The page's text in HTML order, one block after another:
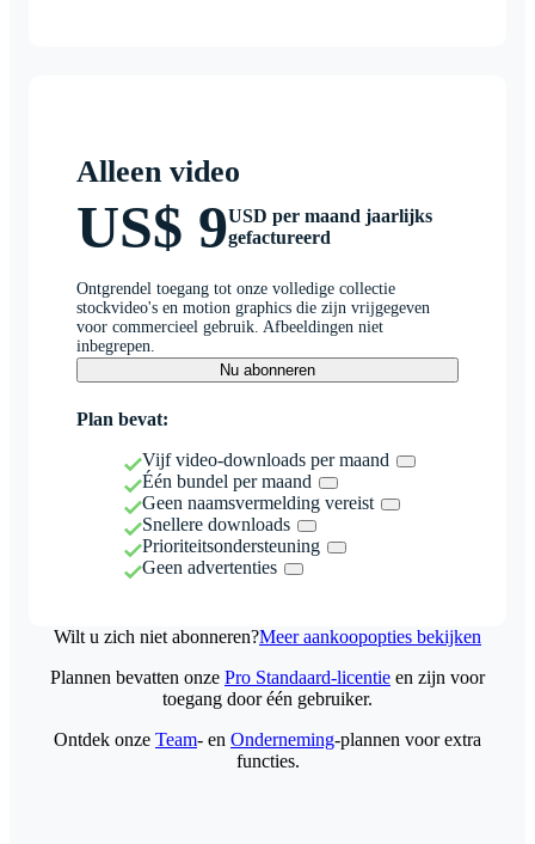
Alleen video
US$ 9USD per maand jaarlijks
gefactureerd
Ontgrendel toegang tot onze volledige collectie
stockvideo's en motion graphics die zijn vrijgegeven
voor commercieel gebruik. Afbeeldingen niet
inbegrepen.
Nu abonneren
Plan bevat:
Vijf video-downloads per maand
Één bundel per maand
Geen naamsvermelding vereist
Snellere downloads
Prioriteitsondersteuning
Geen advertenties
Wilt u zich niet abonneren?Meer aankoopopties bekijken
Plannen bevatten onze Pro Standaard-licentie en zijn voor
toegang door één gebruiker.
Ontdek onze Team- en Onderneming-plannen voor extra
functies.